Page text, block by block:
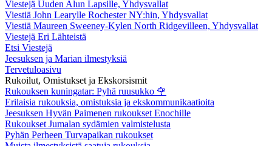
Viestejä Uuden Alun Lapsille, Yhdysvallat
Viestiä John Learylle Rochester NY:hin, Yhdysvallat
Viestiä Maureen Sweeney-Kylen North Ridgevilleen, Yhdysvallat
Viestejä Eri Lähteistä
Etsi Viestejä
Jeesuksen ja Marian ilmestyksiä
Tervetuloasivu
Rukoilut, Omistukset ja Ekskorsismit
Rukouksen kuningatar: Pyhä ruusukko 🌹
Erilaisia rukouksia, omistuksia ja ekskommunikaatioita
Jeesuksen Hyvän Paimenen rukoukset Enochille
Rukoukset Jumalan sydämien valmistelusta
Pyhän Perheen Turvapaikan rukoukset